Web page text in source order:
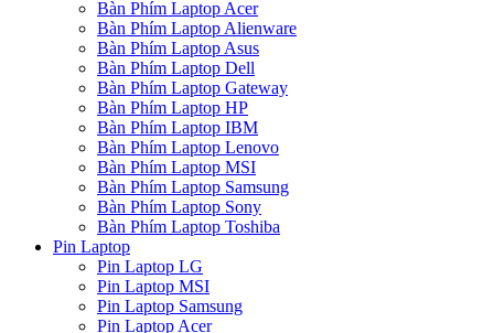
Bàn Phím Laptop Acer
Bàn Phím Laptop Alienware
Bàn Phím Laptop Asus
Bàn Phím Laptop Dell
Bàn Phím Laptop Gateway
Bàn Phím Laptop HP
Bàn Phím Laptop IBM
Bàn Phím Laptop Lenovo
Bàn Phím Laptop MSI
Bàn Phím Laptop Samsung
Bàn Phím Laptop Sony
Bàn Phím Laptop Toshiba
Pin Laptop
Pin Laptop LG
Pin Laptop MSI
Pin Laptop Samsung
Pin Laptop Acer